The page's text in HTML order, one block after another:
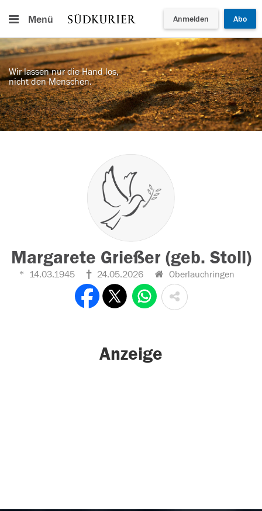
Menü Anmelden Abo
Wir lassen nur die Hand los,
nicht den Menschen.
Margarete Grießer (geb. Stoll)
14.03.1945 24.05.2026 Oberlauchringen
Anzeige